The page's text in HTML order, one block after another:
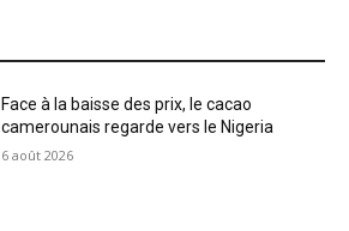
Face à la baisse des prix, le cacao
camerounais regarde vers le Nigeria
6 août 2026